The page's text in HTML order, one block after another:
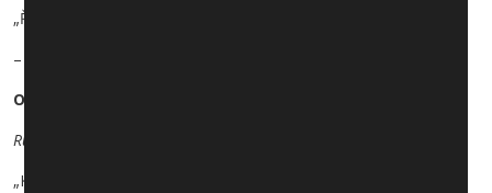
„Řitka,Hl.sil.“
– směr „Praha, Smíchovské nádraží“
Od 29.6.2019
Ruší se:
„Klínec,Hl.sil.“